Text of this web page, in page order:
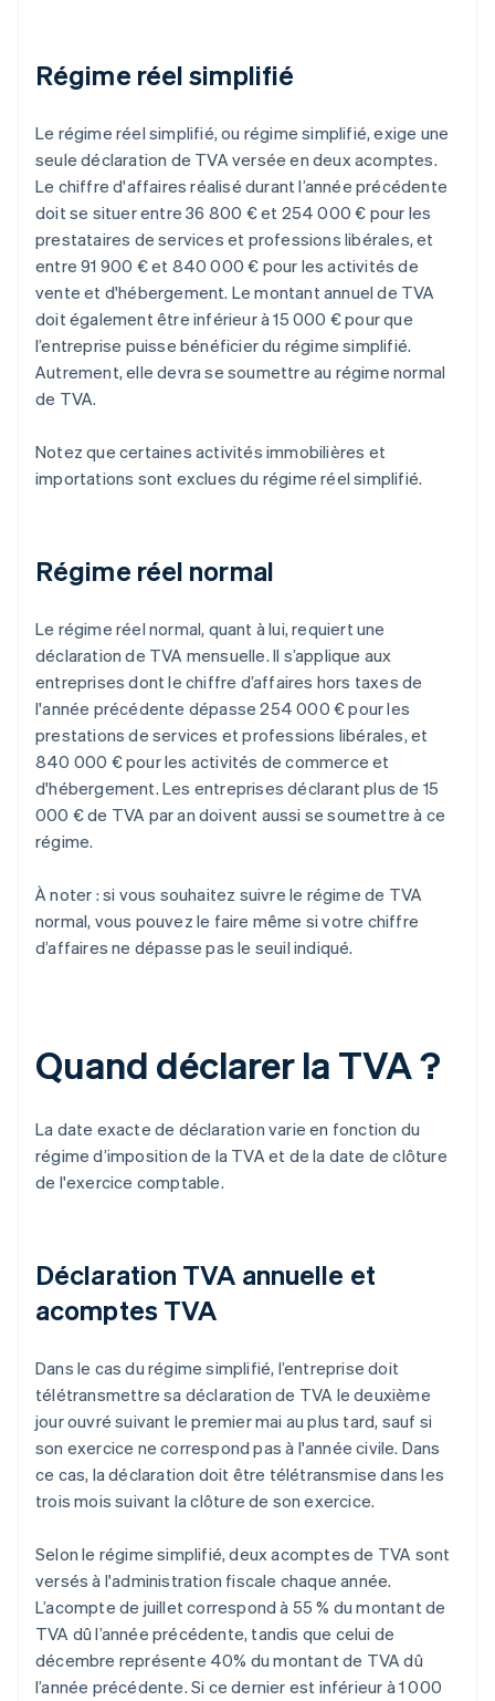
Régime réel simplifié
Le régime réel simplifié, ou régime simplifié, exige une
seule déclaration de TVA versée en deux acomptes.
Le chiffre d'affaires réalisé durant l’année précédente
doit se situer entre 36 800 € et 254 000 € pour les
prestataires de services et professions libérales, et
entre 91 900 € et 840 000 € pour les activités de
vente et d'hébergement. Le montant annuel de TVA
doit également être inférieur à 15 000 € pour que
l’entreprise puisse bénéficier du régime simplifié.
Autrement, elle devra se soumettre au régime normal
de TVA.
Notez que certaines activités immobilières et
importations sont exclues du régime réel simplifié.
Régime réel normal
Le régime réel normal, quant à lui, requiert une
déclaration de TVA mensuelle. Il s’applique aux
entreprises dont le chiffre d’affaires hors taxes de
l'année précédente dépasse 254 000 € pour les
prestations de services et professions libérales, et
840 000 € pour les activités de commerce et
d'hébergement. Les entreprises déclarant plus de 15
000 € de TVA par an doivent aussi se soumettre à ce
régime.
À noter : si vous souhaitez suivre le régime de TVA
normal, vous pouvez le faire même si votre chiffre
d’affaires ne dépasse pas le seuil indiqué.
Quand déclarer la TVA ?
La date exacte de déclaration varie en fonction du
régime d’imposition de la TVA et de la date de clôture
de l'exercice comptable.
Déclaration TVA annuelle et
acomptes TVA
Dans le cas du régime simplifié, l’entreprise doit
télétransmettre sa déclaration de TVA le deuxième
jour ouvré suivant le premier mai au plus tard, sauf si
son exercice ne correspond pas à l'année civile. Dans
ce cas, la déclaration doit être télétransmise dans les
trois mois suivant la clôture de son exercice.
Selon le régime simplifié, deux acomptes de TVA sont
versés à l'administration fiscale chaque année.
L’acompte de juillet correspond à 55 % du montant de
TVA dû l’année précédente, tandis que celui de
décembre représente 40% du montant de TVA dû
l’année précédente. Si ce dernier est inférieur à 1 000